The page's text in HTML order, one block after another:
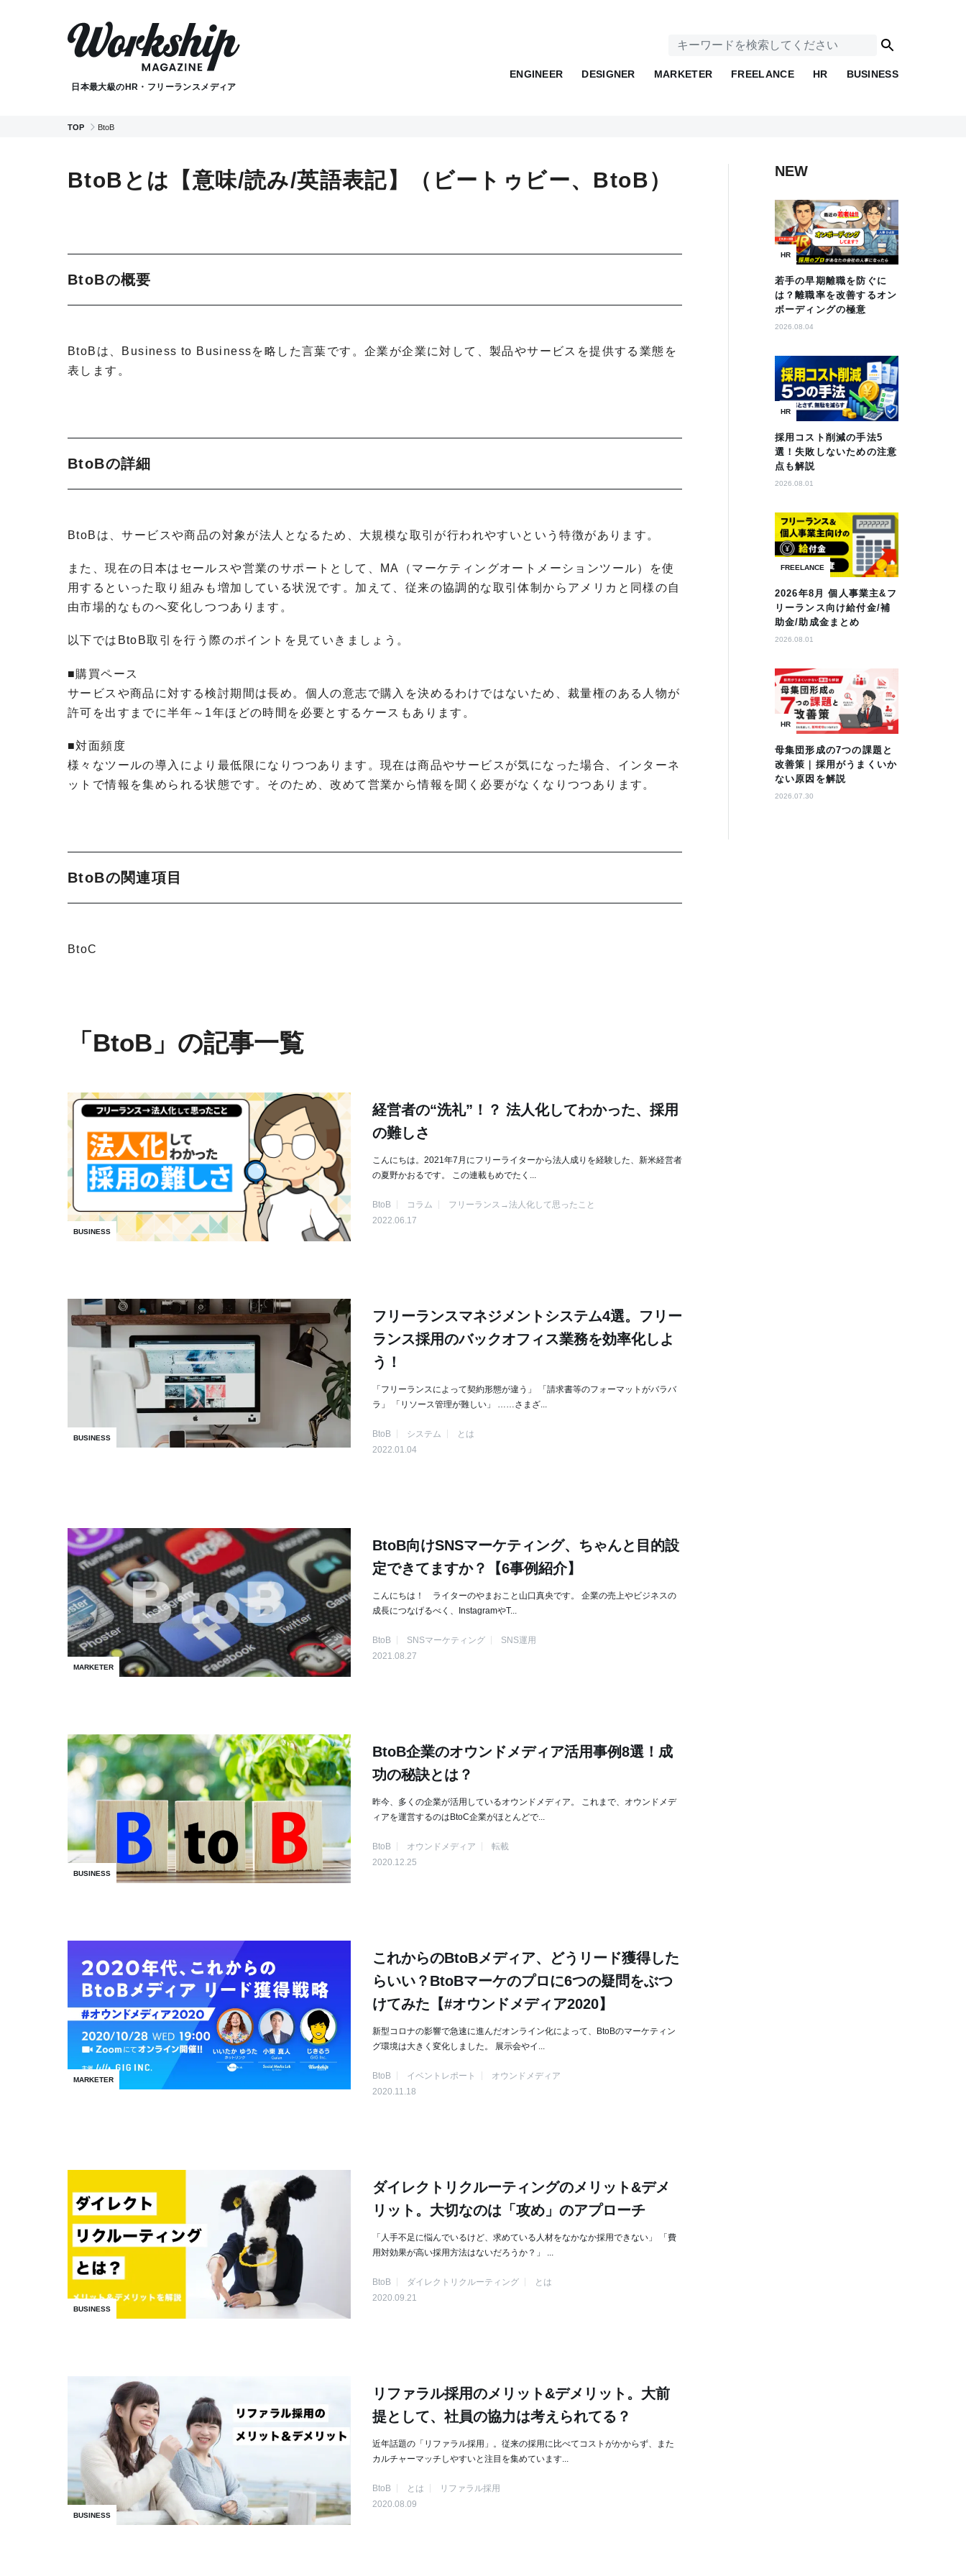
日本最大級のHR・フリーランスメディア
ENGINEER DESIGNER MARKETER FREELANCE HR BUSINESS
TOP BtoB
BtoBとは【意味/読み/英語表記】（ビートゥビー、BtoB）
BtoBの概要
BtoBは、Business to Businessを略した言葉です。企業が企業に対して、製品やサービスを提供する業態を
表します。
BtoBの詳細
BtoBは、サービスや商品の対象が法人となるため、大規模な取引が行われやすいという特徴があります。
また、現在の日本はセールスや営業のサポートとして、MA（マーケティングオートメーションツール）を使
用するといった取り組みも増加している状況です。加えて、従来の協調的な取引体制からアメリカと同様の自
由市場的なものへ変化しつつあります。
以下ではBtoB取引を行う際のポイントを見ていきましょう。
■購買ペース
サービスや商品に対する検討期間は長め。個人の意志で購入を決めるわけではないため、裁量権のある人物が
許可を出すまでに半年～1年ほどの時間を必要とするケースもあります。
■対面頻度
様々なツールの導入により最低限になりつつあります。現在は商品やサービスが気になった場合、インターネ
ットで情報を集められる状態です。そのため、改めて営業から情報を聞く必要がなくなりつつあります。
BtoBの関連項目
BtoC
「BtoB」の記事一覧
BUSINESS
経営者の“洗礼”！？ 法人化してわかった、採用
の難しさ
こんにちは。2021年7月にフリーライターから法人成りを経験した、新米経営者
の夏野かおるです。 この連載もめでたく...
BtoB コラム
フリーランス→法人化して思ったこと
2022.06.17
BUSINESS
フリーランスマネジメントシステム4選。フリー
ランス採用のバックオフィス業務を効率化しよ
う！
「フリーランスによって契約形態が違う」 「請求書等のフォーマットがバラバ
ラ」 「リソース管理が難しい」 ……さまざ...
BtoB システム
とは
2022.01.04
MARKETER
BtoB向けSNSマーケティング、ちゃんと目的設
定できてますか？【6事例紹介】
こんにちは！ ライターのやまおこと山口真央です。 企業の売上やビジネスの
成長につなげるべく、InstagramやT...
BtoB SNSマーケティング
SNS運用
2021.08.27
BUSINESS
BtoB企業のオウンドメディア活用事例8選！成
功の秘訣とは？
昨今、多くの企業が活用しているオウンドメディア。 これまで、オウンドメデ
ィアを運営するのはBtoC企業がほとんどで...
BtoB オウンドメディア
転載
2020.12.25
MARKETER
これからのBtoBメディア、どうリード獲得した
らいい？BtoBマーケのプロに6つの疑問をぶつ
けてみた【#オウンドメディア2020】
新型コロナの影響で急速に進んだオンライン化によって、BtoBのマーケティン
グ環境は大きく変化しました。 展示会やイ...
BtoB イベントレポート
オウンドメディア
2020.11.18
BUSINESS
ダイレクトリクルーティングのメリット&デメ
リット。大切なのは「攻め」のアプローチ
「人手不足に悩んでいるけど、求めている人材をなかなか採用できない」 「費
用対効果が高い採用方法はないだろうか？」 ...
BtoB ダイレクトリクルーティング
とは
2020.09.21
BUSINESS
リファラル採用のメリット&デメリット。大前
提として、社員の協力は考えられてる？
近年話題の「リファラル採用」。従来の採用に比べてコストがかからず、また
カルチャーマッチしやすいと注目を集めています...
BtoB とは
リファラル採用
2020.08.09
NEW
HR
若手の早期離職を防ぐに
は？離職率を改善するオン
ボーディングの極意
2026.08.04
HR
採用コスト削減の手法5
選！失敗しないための注意
点も解説
2026.08.01
FREELANCE
2026年8月 個人事業主&フ
リーランス向け給付金/補
助金/助成金まとめ
2026.08.01
HR
母集団形成の7つの課題と
改善策｜採用がうまくいか
ない原因を解説
2026.07.30